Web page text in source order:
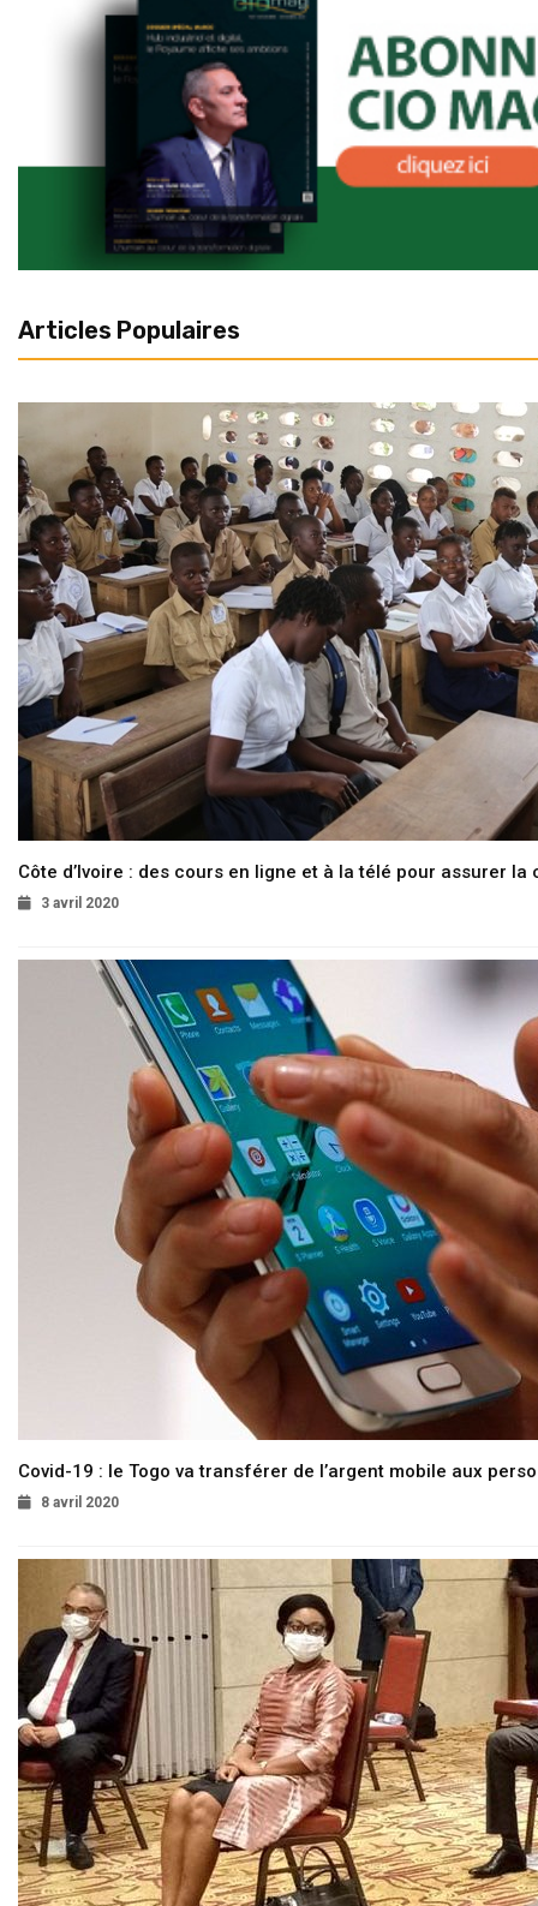
Articles Populaires
Côte d’Ivoire : des cours en ligne et à la télé pour assurer la
3 avril 2020
Covid-19 : le Togo va transférer de l’argent mobile aux
8 avril 2020